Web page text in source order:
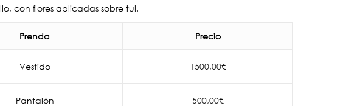
con flores aplicadas sobre tul.
Prenda Precio
Vestido 1500,00€
Pantalón 500,00€